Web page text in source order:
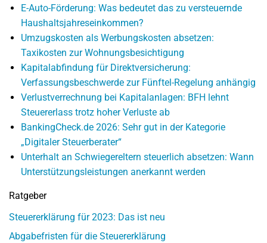
E-Auto-Förderung: Was bedeutet das zu versteuernde
Haushaltsjahreseinkommen?
Umzugskosten als Werbungskosten absetzen:
Taxikosten zur Wohnungsbesichtigung
Kapitalabfindung für Direktversicherung:
Verfassungsbeschwerde zur Fünftel-Regelung anhängig
Verlustverrechnung bei Kapitalanlagen: BFH lehnt
Steuererlass trotz hoher Verluste ab
BankingCheck.de 2026: Sehr gut in der Kategorie
„Digitaler Steuerberater“
Unterhalt an Schwiegereltern steuerlich absetzen: Wann
Unterstützungsleistungen anerkannt werden
Ratgeber
Steuererklärung für 2023: Das ist neu
Abgabefristen für die Steuererklärung